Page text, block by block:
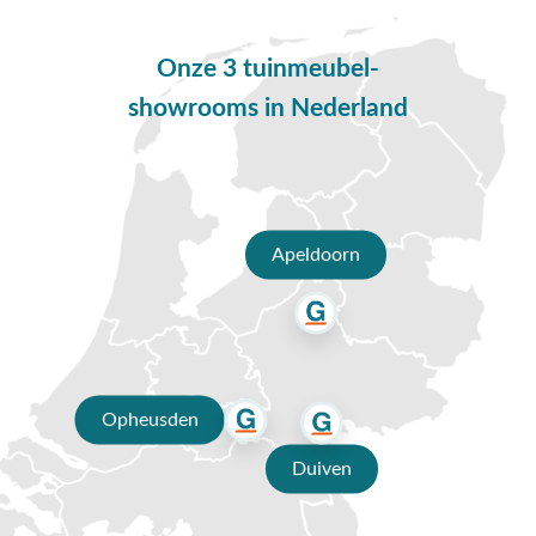
Eigenschappen Ottowa tuintafel -
uitschuifbaar
Het onderstel van de Ottowa tuintafel is gemaakt van stevig
aluminium. Voor extra bescherming is het aluminium
afgewerkt met een antracietkleurige coating. Deze coating
zorgt ervoor dat het frame kras- en stootvast is. Aluminium is
perfect geschikt voor buiten gebruik en heeft weinig
onderhoud nodig. Daarnaast kan aluminium niet verroesten
waardoor het een lange levensduur heeft. Het tafelblad van
de uitschuifbare tuintafel is gemaakt van keramiek. Keramiek
heeft net als aluminium weinig onderhoud nodig. Deze harde
steensoort is perfect geschikt als tafelblad. Het keramiek
heeft een robuuste look waardoor de tuintafel een stoere
uitstraling krijgt. Daarnaast staat het mooi in contrast met
het antracietkleurige frame. Onder elke tafelpoot zit een
verstelbaar dopje zodat je de tuintafel stabiel af kunt stellen.
Zo heb je geen last van een wiebelende tafelpoot.
Onze 3 tuinmeubel-
showrooms in Nederland
Apeldoorn
Opheusden
Duiven